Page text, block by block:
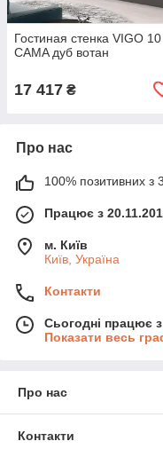
Гостиная стенка VIGO 10
CAMA дуб вотан
17 417 ₴
Про нас
100% позитивних з
Працює з
м. Київ
Київ, Україна
Контакти
Сьогодні працює
Показати весь
Про нас
Контакти